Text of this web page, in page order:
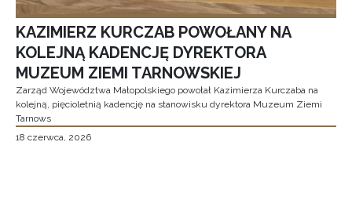
KAZIMIERZ KURCZAB POWOŁANY NA
KOLEJNĄ KADENCJĘ DYREKTORA
MUZEUM ZIEMI TARNOWSKIEJ
Zarząd Województwa Małopolskiego powołał Kazimierza Kurczaba na
kolejną, pięcioletnią kadencję na stanowisku dyrektora Muzeum Ziemi
Tarnows
18 czerwca, 2026